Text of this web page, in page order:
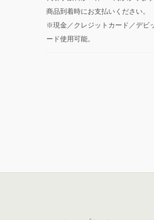
商品到着時にお支払いください。
※現金／クレジットカード／デビ
ード使用可能。